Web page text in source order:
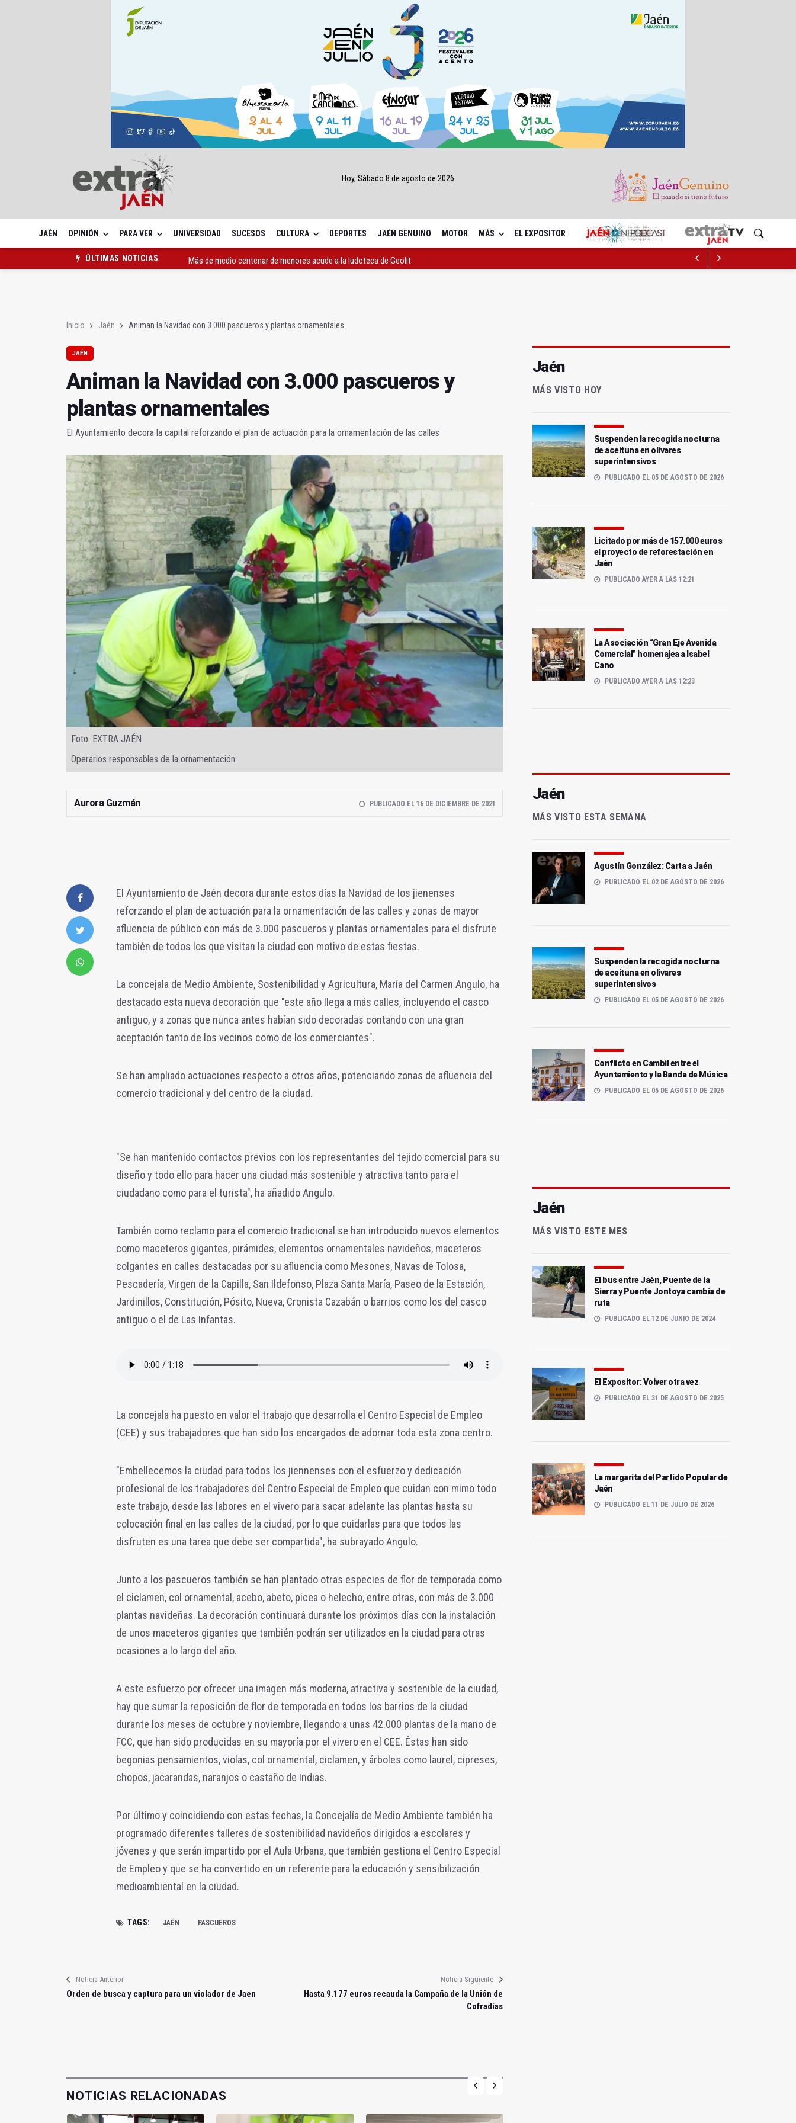
Hoy, Sábado 8 de agosto de 2026
JAÉN OPINIÓN PARA VER UNIVERSIDAD SUCESOS CULTURA DEPORTES JAÉN GENUINO MOTOR MÁS EL EXPOSITOR
ÚLTIMAS NOTICIAS
Más de medio centenar de menores acude a la ludoteca de Geolit
Inicio Jaén Animan la Navidad con 3.000 pascueros y plantas ornamentales
JAÉN
Animan la Navidad con 3.000 pascueros y
plantas ornamentales
El Ayuntamiento decora la capital reforzando el plan de actuación para la ornamentación de las calles
Foto: EXTRA JAÉN
Operarios responsables de la ornamentación.
Aurora Guzmán PUBLICADO EL 16 DE DICIEMBRE DE 2021
El Ayuntamiento de Jaén decora durante estos días la Navidad de los jienenses
reforzando el plan de actuación para la ornamentación de las calles y zonas de mayor
afluencia de público con más de 3.000 pascueros y plantas ornamentales para el disfrute
también de todos los que visitan la ciudad con motivo de estas fiestas.
La concejala de Medio Ambiente, Sostenibilidad y Agricultura, María del Carmen Angulo, ha
destacado esta nueva decoración que "este año llega a más calles, incluyendo el casco
antiguo, y a zonas que nunca antes habían sido decoradas contando con una gran
aceptación tanto de los vecinos como de los comerciantes".
Se han ampliado actuaciones respecto a otros años, potenciando zonas de afluencia del
comercio tradicional y del centro de la ciudad.
"Se han mantenido contactos previos con los representantes del tejido comercial para su
diseño y todo ello para hacer una ciudad más sostenible y atractiva tanto para el
ciudadano como para el turista", ha añadido Angulo.
También como reclamo para el comercio tradicional se han introducido nuevos elementos
como maceteros gigantes, pirámides, elementos ornamentales navideños, maceteros
colgantes en calles destacadas por su afluencia como Mesones, Navas de Tolosa,
Pescadería, Virgen de la Capilla, San Ildefonso, Plaza Santa María, Paseo de la Estación,
Jardinillos, Constitución, Pósito, Nueva, Cronista Cazabán o barrios como los del casco
antiguo o el de Las Infantas.
La concejala ha puesto en valor el trabajo que desarrolla el Centro Especial de Empleo
(CEE) y sus trabajadores que han sido los encargados de adornar toda esta zona centro.
"Embellecemos la ciudad para todos los jiennenses con el esfuerzo y dedicación
profesional de los trabajadores del Centro Especial de Empleo que cuidan con mimo todo
este trabajo, desde las labores en el vivero para sacar adelante las plantas hasta su
colocación final en las calles de la ciudad, por lo que cuidarlas para que todos las
disfruten es una tarea que debe ser compartida", ha subrayado Angulo.
Junto a los pascueros también se han plantado otras especies de flor de temporada como
el ciclamen, col ornamental, acebo, abeto, picea o helecho, entre otras, con más de 3.000
plantas navideñas. La decoración continuará durante los próximos días con la instalación
de unos maceteros gigantes que también podrán ser utilizados en la ciudad para otras
ocasiones a lo largo del año.
A este esfuerzo por ofrecer una imagen más moderna, atractiva y sostenible de la ciudad,
hay que sumar la reposición de flor de temporada en todos los barrios de la ciudad
durante los meses de octubre y noviembre, llegando a unas 42.000 plantas de la mano de
FCC, que han sido producidas en su mayoría por el vivero en el CEE. Éstas han sido
begonias pensamientos, violas, col ornamental, ciclamen, y árboles como laurel, cipreses,
chopos, jacarandas, naranjos o castaño de Indias.
Por último y coincidiendo con estas fechas, la Concejalía de Medio Ambiente también ha
programado diferentes talleres de sostenibilidad navideños dirigidos a escolares y
jóvenes y que serán impartido por el Aula Urbana, que también gestiona el Centro Especial
de Empleo y que se ha convertido en un referente para la educación y sensibilización
medioambiental en la ciudad.
TAGS: JAÉN PASCUEROS
Noticia Anterior
Orden de busca y captura para un violador de Jaen
Noticia Siguiente
Hasta 9.177 euros recauda la Campaña de la Unión de
Cofradías
NOTICIAS RELACIONADAS
Jaén
MÁS VISTO HOY
Suspenden la recogida nocturna
de aceituna en olivares
superintensivos
PUBLICADO EL 05 DE AGOSTO DE 2026
Licitado por más de 157.000 euros
el proyecto de reforestación en
Jaén
PUBLICADO AYER A LAS 12:21
La Asociación “Gran Eje Avenida
Comercial” homenajea a Isabel
Cano
PUBLICADO AYER A LAS 12:23
Jaén
MÁS VISTO ESTA SEMANA
Agustín González: Carta a Jaén
PUBLICADO EL 02 DE AGOSTO DE 2026
Suspenden la recogida nocturna
de aceituna en olivares
superintensivos
PUBLICADO EL 05 DE AGOSTO DE 2026
Conflicto en Cambil entre el
Ayuntamiento y la Banda de Música
PUBLICADO EL 05 DE AGOSTO DE 2026
Jaén
MÁS VISTO ESTE MES
El bus entre Jaén, Puente de la
Sierra y Puente Jontoya cambia de
ruta
PUBLICADO EL 12 DE JUNIO DE 2024
El Expositor: Volver otra vez
PUBLICADO EL 31 DE AGOSTO DE 2025
La margarita del Partido Popular de
Jaén
PUBLICADO EL 11 DE JULIO DE 2026